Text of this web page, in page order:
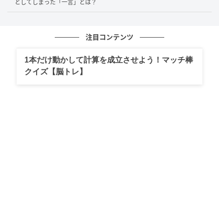
ブログ：ひか（ ひかさん一家でゴゴッゴー！
としてしまった「一言」とは？
注目コンテンツ
1本だけ動かして計算を成立させよう！マッチ棒
クイズ【脳トレ】